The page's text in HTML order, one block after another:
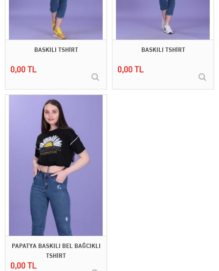
BASKILI TSHİRT
0,00 TL
BASKILI TSHİRT
0,00 TL
PAPATYA BASKILI BEL BAĞCIKLI
TSHİRT
0,00 TL